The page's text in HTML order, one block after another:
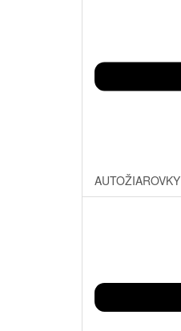
AUTOŽIAROVKY